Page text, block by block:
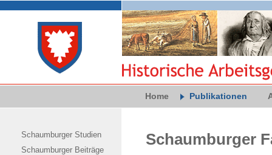
Home Publikationen
Schaumburger Studien
Schaumburger Beiträge
Schaumburger